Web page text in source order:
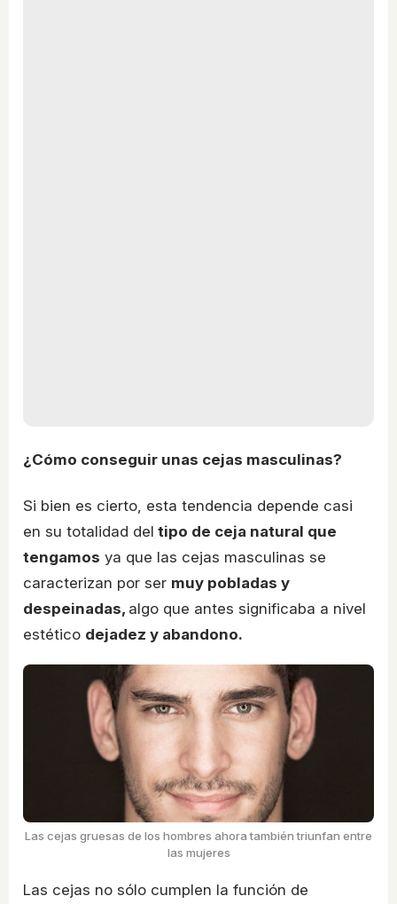
¿Cómo conseguir unas cejas masculinas?
Si bien es cierto, esta tendencia depende casi
en su totalidad del tipo de ceja natural que
tengamos ya que las cejas masculinas se
caracterizan por ser muy pobladas y
despeinadas, algo que antes significaba a nivel
estético dejadez y abandono.
Las cejas gruesas de los hombres ahora también triunfan entre
las mujeres
Las cejas no sólo cumplen la función de